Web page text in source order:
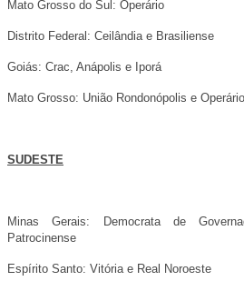
Mato Grosso do Sul: Operário
Distrito Federal: Ceilândia e Brasiliense
Goiás: Crac, Anápolis e Iporá
Mato Grosso: União Rondonópolis e
SUDESTE
Minas Gerais: Democrata de
Patrocinense
Espírito Santo: Vitória e Real Noroeste